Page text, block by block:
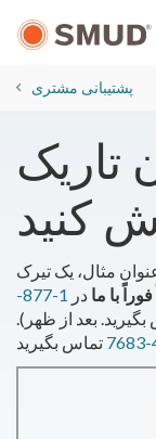
اصلیپشتیبانی مشتری
تاریک
کنید
مثال، یک تیرک
با ما در
1-877-
8 صبح تا 5 تماس بگیرید. بعد از ظهر).